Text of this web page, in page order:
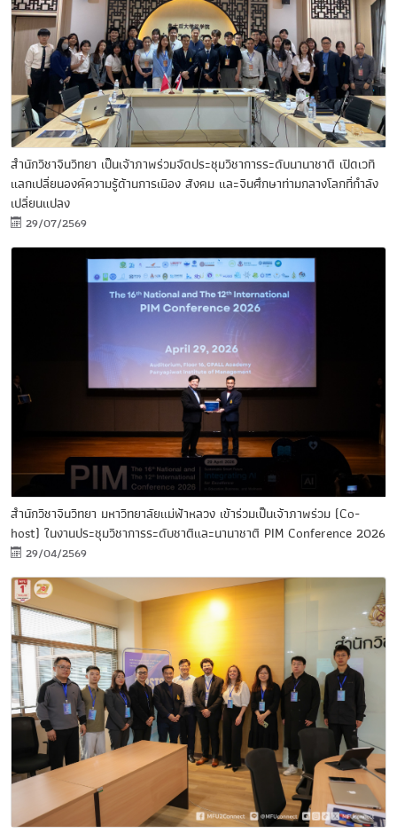
สำนักวิชาจีนวิทยา เป็นเจ้าภาพร่วมจัดประชุมวิชาการระดับนานาชาติ เปิดเวที
แลกเปลี่ยนองค์ความรู้ด้านการเมือง สังคม และจีนศึกษาท่ามกลางโลกที่กำลัง
เปลี่ยนแปลง
29/07/2569
สำนักวิชาจีนวิทยา มหาวิทยาลัยแม่ฟ้าหลวง เข้าร่วมเป็นเจ้าภาพร่วม (Co-
host) ในงานประชุมวิชาการระดับชาติและนานาชาติ PIM Conference 2026
29/04/2569